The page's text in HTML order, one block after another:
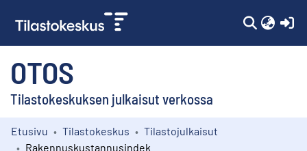
OTOS
Tilastokeskuksen julkaisut verkossa
Kokoelmat
Etusivu Tilastokeskus
Tilastojulkaisut